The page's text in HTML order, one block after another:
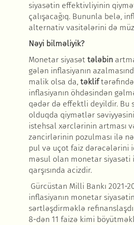
siyasətin effektivliyinin
çalışacağıq. Bununla belə,
alternativ vasitələrini də
Nəyi bilməliyik?
Monetar siyasət tələbin
gələn inflasiyanın
malik olsa da, təklif
inflasiyanın öhdəsindən
qədər də effektli deyildir. Bu
olduqda qiymətlər
istehsal xərclərinin artması
zəncirlərinin pozulması ilə
pul və uçot faiz dərəcələrini
məsul olan monetar siyasəti
qarşısında acizdir.
Gürcüstan Milli Bankı 2021-
inflasiyanın monetar
sərtləşdirməklə
8-dən 11 faizə kimi